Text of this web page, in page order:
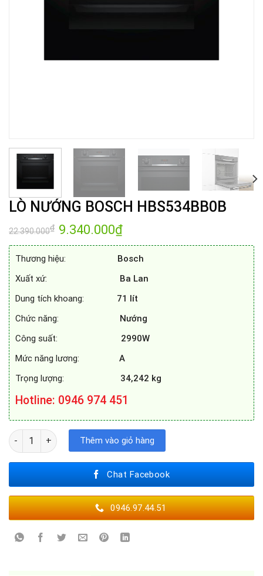
LÒ NƯỚNG BOSCH HBS534BB0B
22.390.000₫ Giá
gốc
là:
9.340.000₫Giá
tại
9.340.000₫.
Thương hiệu:
Bosch
Xuất xứ:
Ba Lan
Dung tích khoang:
71
lít
Chức năng:
Nướng
Công suất:
2990W
Mức năng lương: A
Trọng lượng: 34,242 kg
Hotline: 0946 974 451
LÒ NƯỚNG BOSCH HBS534BB0B số lượng
Thêm vào giỏ hàng
Chat Facebook
0946.97.44.51